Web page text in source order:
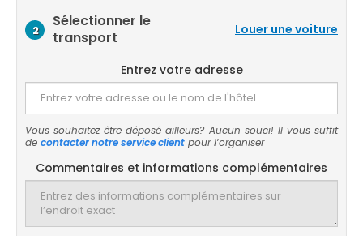
2
Sélectionner le
transport
Louer une voiture
Entrez votre adresse
Vous souhaitez être déposé ailleurs? Aucun souci! Il vous suffit
de contacter notre service client pour l’organiser
Commentaires et informations complémentaires